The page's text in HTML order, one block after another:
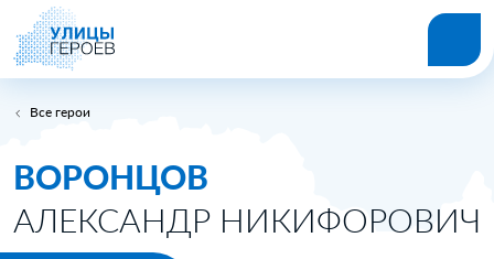
Все герои
ВОРОНЦОВ
АЛЕКСАНДР НИКИФОРОВИЧ